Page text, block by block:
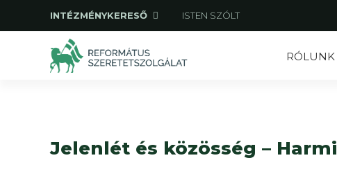
INTÉZMÉNYKERESŐ ISTEN SZÓLT
RÓLUNK
Jelenlét és közösség –